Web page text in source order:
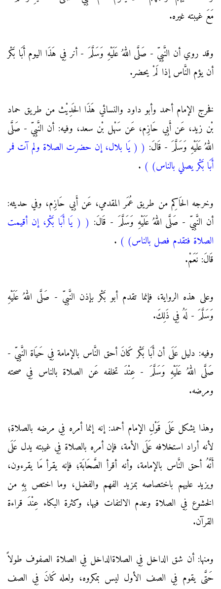
مَعَ غيبته غيره.
وقد روي أن النَّبِيّ - صَلَّى اللهُ عَلَيْهِ وَسَلَّمَ - أنر فِي هَذَا اليوم أَبَا بَكْر
أن يؤم النَّاس إذا لَمْ يحضر.
فخرج الإمام أحمد وأبو داود والنسائي هَذَا الحَدِيْث من طريق حماد
بْن زيد، عَن أَبِي حَازِم، عَن سَهْل بْن سعد، وفيه: أن النَّبِيّ - صَلَّى
اللهُ عَلَيْهِ وَسَلَّمَ - قَالَ: ( ( يَا بلال، إن حضرت الصلاة ولم آت فمر
أَبَا بَكْر يصلي بالناس) )
.
وخرجه الحَاكِم من طريق عُمَر المقدمي، عَن أَبِي حَازِم، وفي حديثه:
أن النَّبِيّ - صَلَّى اللهُ عَلَيْهِ وَسَلَّمَ - قَالَ: ( ( يَا أَبَا بَكْر، إن أقيمت
الصلاة فتقدم فصل بالناس) )
.
قَالَ: نَعَمْ.
وعلى هذه الرواية، فإنما تقدم أبو بَكْر بإذن النَّبِيّ - صَلَّى اللهُ عَلَيْهِ
وَسَلَّمَ - لَهُ فِي ذَلِكَ.
وفيه: دليل عَلَى أن أَبَا بَكْر كَانَ أحق النَّاس بالإمامة فِي حَيَاة النَّبِيّ -
صَلَّى اللهُ عَلَيْهِ وَسَلَّمَ - عِنْدَ تخلفه عَن الصلاة بالناس فِي صحته
ومرضه.
وهذا يشكل عَلَى قَوْلِ الإمام أحمد: إنه إنما أمره فِي مرضه بالصلاة؛
لأنه أراد استخلافه عَلَى الأمة، فإن أمره بالصلاة فِي غيبته يدل عَلَى
أَنَّهُ أحق النَّاس بالإمامة، وأنه أقرأ الصَّحَابَة؛ فإنه يقرأ مَا يقرءون،
ويزيد عليهم باختصاصه بمزيد الفهم والفضل، وما اختص بِهِ من
الخشوع فِي الصلاة وعدم الالتفات فيها، وكثرة البكاء عِنْدَ قراءة
القرآن.
ومنها: أن شق الداخل فِي الصلاةالداخل فِي الصلاة الصفوف طولاً
حَتَّى يقوم فِي الصف الأول ليس بمكروه، ولعله كَانَ فِي الصف